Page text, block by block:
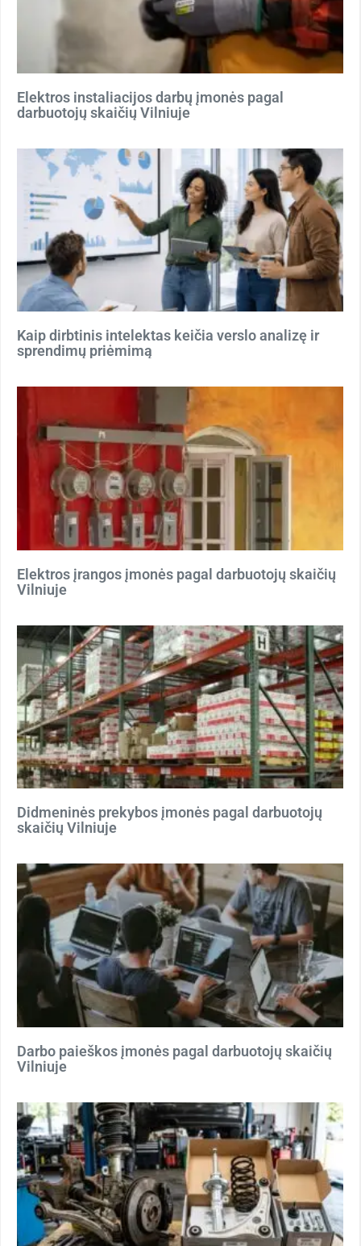
Elektros instaliacijos darbų įmonės pagal
darbuotojų skaičių Vilniuje
Kaip dirbtinis intelektas keičia verslo analizę ir
sprendimų priėmimą
Elektros įrangos įmonės pagal darbuotojų skaičių
Vilniuje
Didmeninės prekybos įmonės pagal darbuotojų
skaičių Vilniuje
Darbo paieškos įmonės pagal darbuotojų skaičių
Vilniuje